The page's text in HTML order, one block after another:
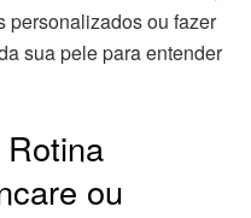
personalizados ou fazer
sua pele para entender
ou